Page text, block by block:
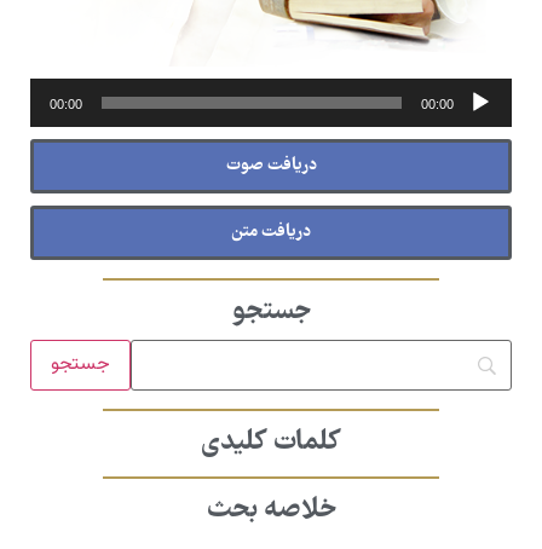
پخش‌کننده
صوت
00:00
00:00
دریافت صوت
دریافت متن
جستجو
کلمات کلیدی
خلاصه بحث